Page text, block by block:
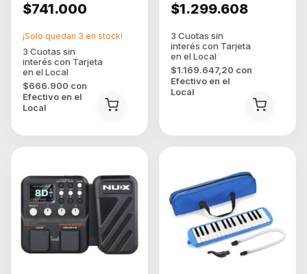
$741.000
$666.900 con
Efectivo en el
Local
¡Solo quedan 3 en stock!
$1.299.608
$1.169.647,20 con
Efectivo en el
Local